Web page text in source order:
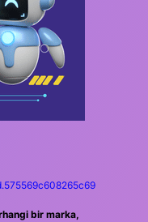
bir marka,